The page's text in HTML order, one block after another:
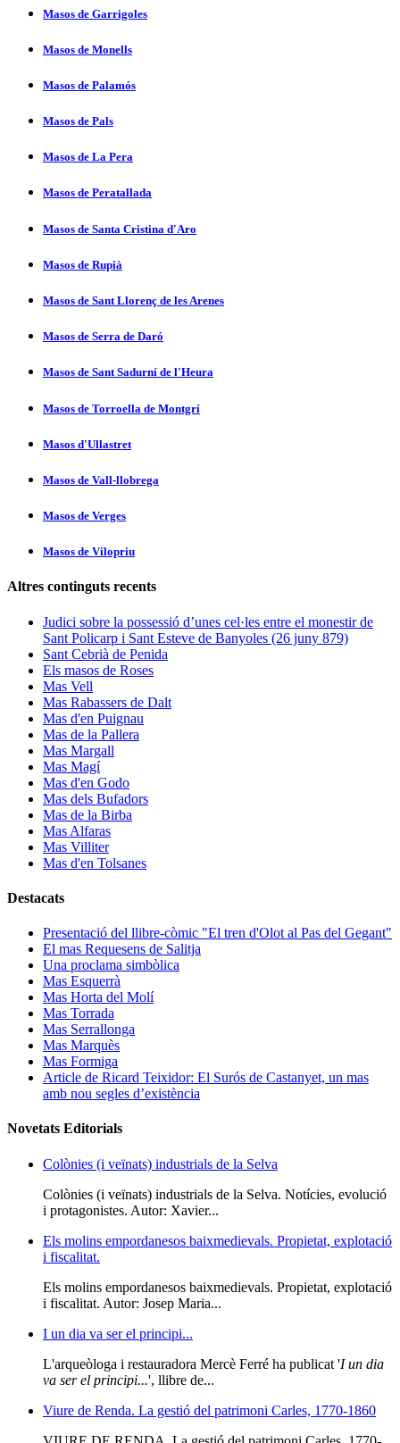
Masos de Garrigoles
Masos de Monells
Masos de Palamós
Masos de Pals
Masos de La Pera
Masos de Peratallada
Masos de Santa Cristina d'Aro
Masos de Rupià
Masos de Sant Llorenç de les Arenes
Masos de Serra de Daró
Masos de Sant Sadurní­ de l'Heura
Masos de Torroella de Montgrí­
Masos d'Ullastret
Masos de Vall-llobrega
Masos de Verges
Masos de Vilopriu
Altres continguts recents
Judici sobre la possessió d’unes cel·les entre el monestir de
Sant Policarp i Sant Esteve de Banyoles (26 juny 879)
Sant Cebrià de Penida
Els masos de Roses
Mas Vell
Mas Rabassers de Dalt
Mas d'en Puignau
Mas de la Pallera
Mas Margall
Mas Magí
Mas d'en Godo
Mas dels Bufadors
Mas de la Birba
Mas Alfaras
Mas Villiter
Mas d'en Tolsanes
Destacats
Presentació del llibre-còmic "El tren d'Olot al Pas del Gegant"
El mas Requesens de Salitja
Una proclama simbòlica
Mas Esquerrà
Mas Horta del Molí
Mas Torrada
Mas Serrallonga
Mas Marquès
Mas Formiga
Article de Ricard Teixidor: El Surós de Castanyet, un mas
amb nou segles d’existència
Novetats Editorials
Colònies (i veïnats) industrials de la Selva
Colònies (i veïnats) industrials de la Selva. Notícies, evolució
i protagonistes. Autor: Xavier...
Els molins empordanesos baixmedievals. Propietat, explotació
i fiscalitat.
Els molins empordanesos baixmedievals. Propietat, explotació
i fiscalitat. Autor: Josep Maria...
I un dia va ser el principi...
L'arqueòloga i restauradora Mercè Ferré ha publicat 'I un dia
va ser el principi...', llibre de...
Viure de Renda. La gestió del patrimoni Carles, 1770-1860